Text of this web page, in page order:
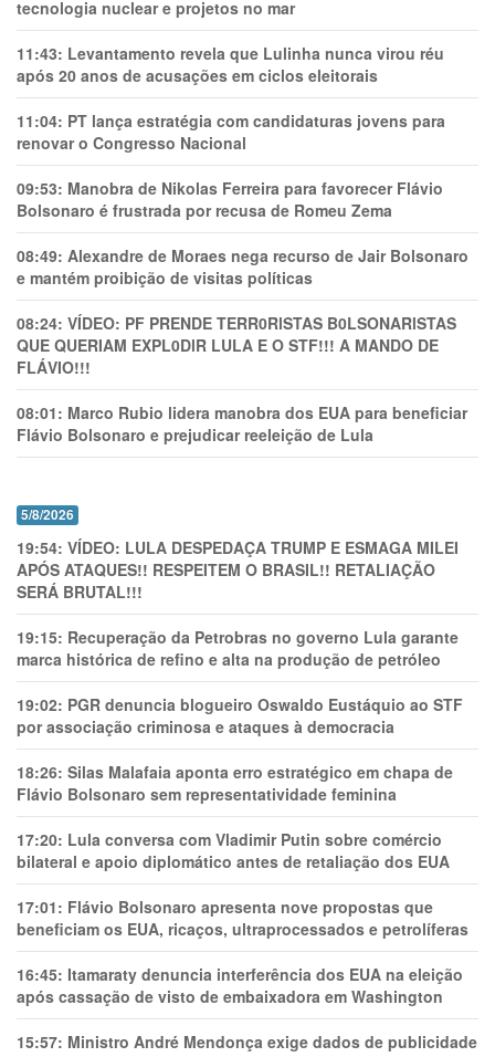
tecnologia nuclear e projetos no mar
11:43: Levantamento revela que Lulinha nunca virou réu
após 20 anos de acusações em ciclos eleitorais
11:04: PT lança estratégia com candidaturas jovens para
renovar o Congresso Nacional
09:53: Manobra de Nikolas Ferreira para favorecer Flávio
Bolsonaro é frustrada por recusa de Romeu Zema
08:49: Alexandre de Moraes nega recurso de Jair Bolsonaro
e mantém proibição de visitas políticas
08:24: VÍDEO: PF PRENDE TERR0RlSTAS B0LSONARlSTAS
QUE QUERIAM EXPL0DlR LULA E O STF!!! A MANDO DE
FLÁVIO!!!
08:01: Marco Rubio lidera manobra dos EUA para beneficiar
Flávio Bolsonaro e prejudicar reeleição de Lula
5/8/2026
19:54: VÍDEO: LULA DESPEDAÇA TRUMP E ESMAGA MILEI
APÓS ATAQUES!! RESPEITEM O BRASIL!! RETALIAÇÃO
SERÁ BRUTAL!!!
19:15: Recuperação da Petrobras no governo Lula garante
marca histórica de refino e alta na produção de petróleo
19:02: PGR denuncia blogueiro Oswaldo Eustáquio ao STF
por associação criminosa e ataques à democracia
18:26: Silas Malafaia aponta erro estratégico em chapa de
Flávio Bolsonaro sem representatividade feminina
17:20: Lula conversa com Vladimir Putin sobre comércio
bilateral e apoio diplomático antes de retaliação dos EUA
17:01: Flávio Bolsonaro apresenta nove propostas que
beneficiam os EUA, ricaços, ultraprocessados e petrolíferas
16:45: Itamaraty denuncia interferência dos EUA na eleição
após cassação de visto de embaixadora em Washington
15:57: Ministro André Mendonça exige dados de publicidade